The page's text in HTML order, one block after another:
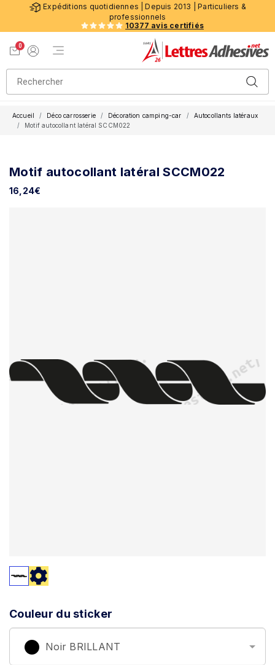
Expéditions quotidiennes | Depuis 2013 | Particuliers &
professionnels
10377 avis certifiés
0
Menu de navigation
Accueil Déco carrosserie Décoration camping-car
Autocollants latéraux
Motif autocollant latéral SCCM022
Motif autocollant latéral SCCM022
16,24€
Couleur du sticker
Noir BRILLANT